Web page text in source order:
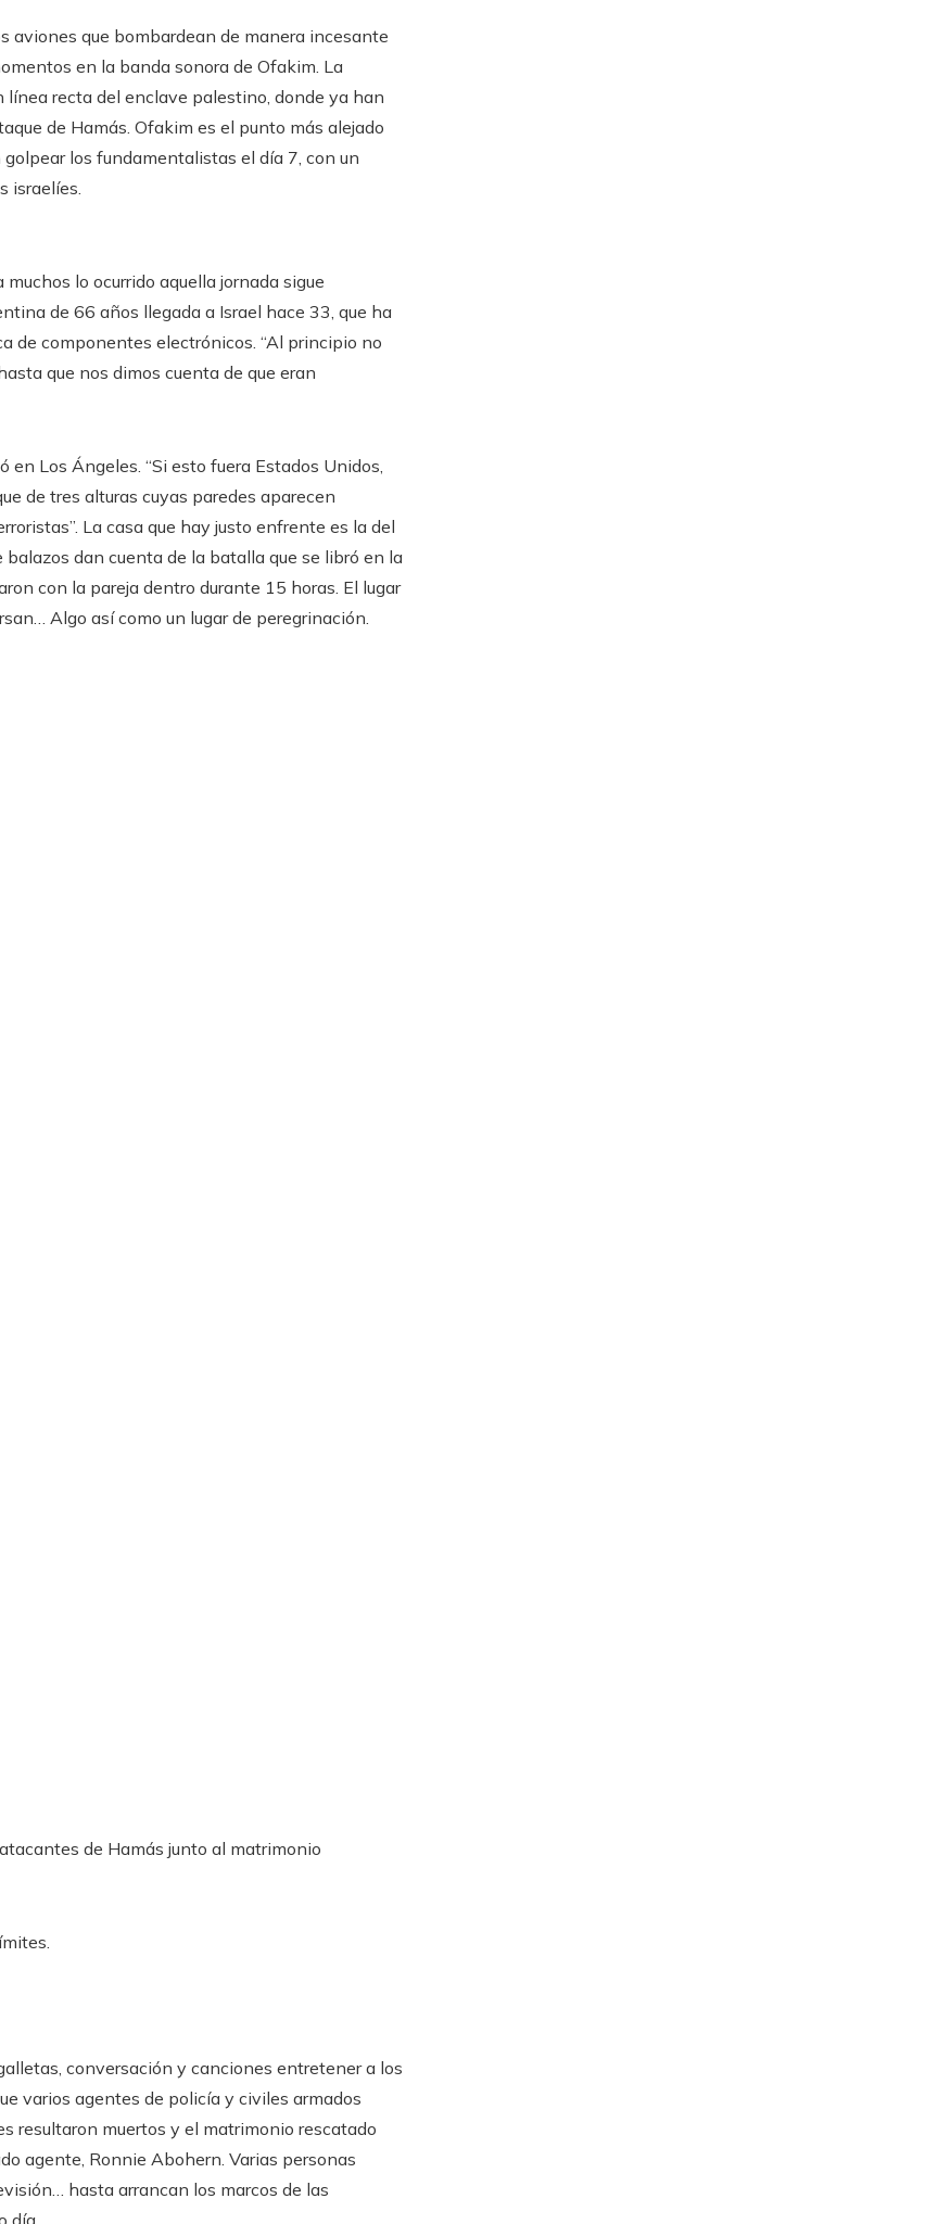
aviones que bombardean de manera incesante
en la banda sonora de Ofakim. La
línea recta del enclave palestino, donde ya han
de Hamás. Ofakim es el punto más alejado
los fundamentalistas el día 7, con un
israelíes.
lo ocurrido aquella jornada sigue
de 66 años llegada a Israel hace 33, que ha
de componentes electrónicos. “Al principio no
que nos dimos cuenta de que eran
Los Ángeles. “Si esto fuera Estados Unidos,
de tres alturas cuyas paredes aparecen
La casa que hay justo enfrente es la del
dan cuenta de la batalla que se libró en la
con la pareja dentro durante 15 horas. El lugar
Algo así como un lugar de peregrinación.
de Hamás junto al matrimonio
conversación y canciones entretener a los
varios agentes de policía y civiles armados
resultaron muertos y el matrimonio rescatado
agente, Ronnie Abohern. Varias personas
hasta arrancan los marcos de las